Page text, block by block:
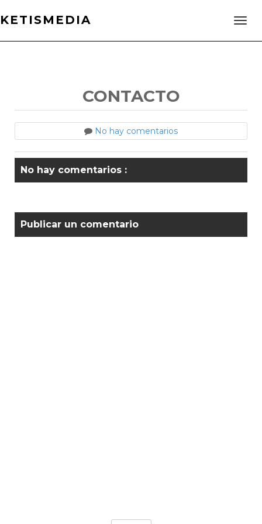
KETISMEDIA
CONTACTO
No hay comentarios
No hay comentarios :
Publicar un comentario